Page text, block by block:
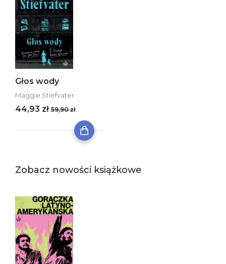
Głos wody
Maggie Stiefvater
44,93 zł 59,90 zł
Zobacz nowości książkowe